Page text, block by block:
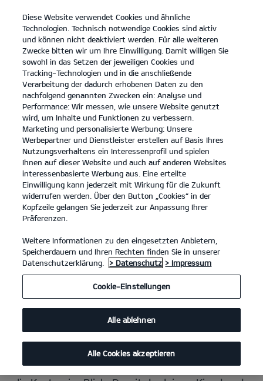
open
menu
KONTAKT
... KIA SERVICE 5+
Diese Website verwendet Cookies und ähnliche
Technologien. Technisch notwendige Cookies sind aktiv
und können nicht deaktiviert werden. Für alle weiteren
Zwecke bitten wir um Ihre Einwilligung. Damit willigen Sie
sowohl in das Setzen der jeweiligen Cookies und
Tracking-Technologien und in die anschließende
Verarbeitung der dadurch erhobenen Daten zu den
nachfolgend genannten Zwecken ein: Analyse und
Performance: Wir messen, wie unsere Website genutzt
wird, um Inhalte und Funktionen zu verbessern.
Marketing und personalisierte Werbung: Unsere
Werbepartner und Dienstleister erstellen auf Basis Ihres
Nutzungsverhaltens ein Interessenprofil und spielen
Ihnen auf dieser Website und auch auf anderen Websites
interessenbasierte Werbung aus. Eine erteilte
Einwilligung kann jederzeit mit Wirkung für die Zukunft
widerrufen werden. Über den Button „Cookies“ in der
Kopfzeile gelangen Sie jederzeit zur Anpassung Ihrer
Präferenzen.
Weitere Informationen zu den eingesetzten Anbietern,
Speicherdauern und Ihren Rechten finden Sie in unserer
Datenschutzerklärung.
> Datenschutz > Impressum
Cookie-Einstellungen
Alle ablehnen
Alle Cookies akzeptieren